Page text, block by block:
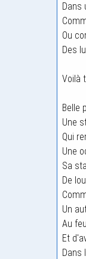
Dans
Ou
Des
Voilà
Belle
Une
Qui
Une
Sa
De
Un
Au
Et
Dans